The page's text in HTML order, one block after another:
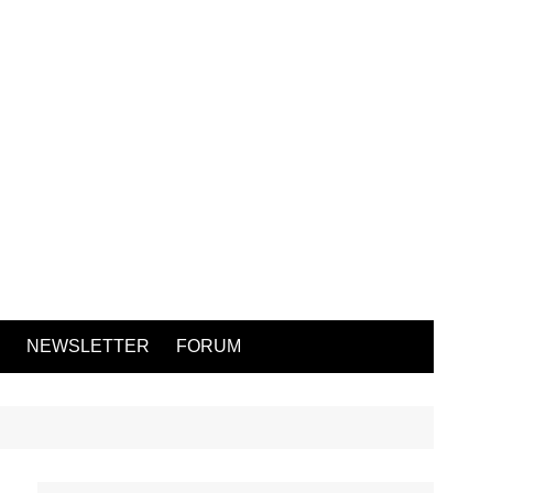
NEWSLETTER FORUM